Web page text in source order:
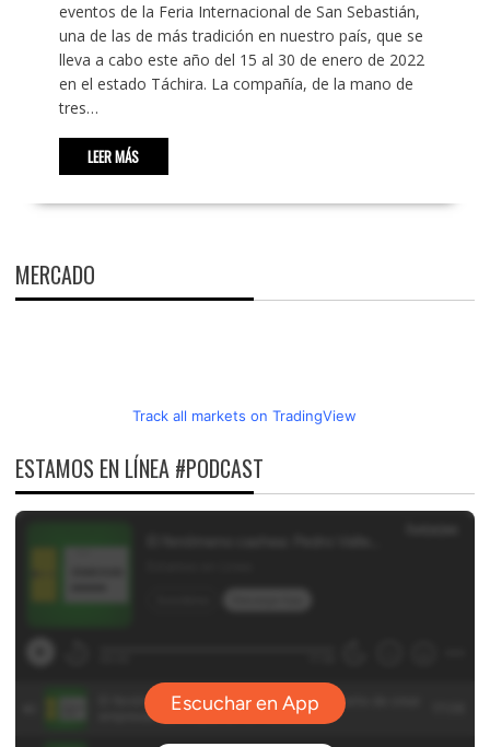
eventos de la Feria Internacional de San Sebastián,
una de las de más tradición en nuestro país, que se
lleva a cabo este año del 15 al 30 de enero de 2022
en el estado Táchira. La compañía, de la mano de
tres…
LEER MÁS
MERCADO
Track all markets on TradingView
ESTAMOS EN LÍNEA #PODCAST